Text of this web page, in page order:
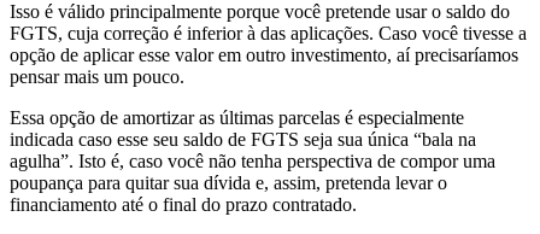
Isso é válido principalmente porque você pretende usar o saldo do
FGTS, cuja correção é inferior à das aplicações. Caso você tivesse a
opção de aplicar esse valor em outro investimento, aí precisaríamos
pensar mais um pouco.
Essa opção de amortizar as últimas parcelas é especialmente
indicada caso esse seu saldo de FGTS seja sua única “bala na
agulha”. Isto é, caso você não tenha perspectiva de compor uma
poupança para quitar sua dívida e, assim, pretenda levar o
financiamento até o final do prazo contratado.